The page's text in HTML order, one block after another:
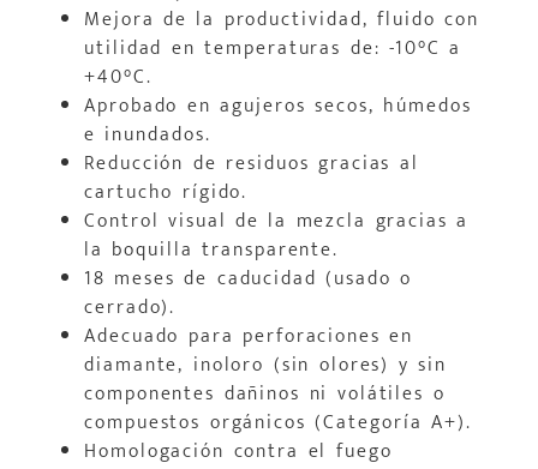
Mejora de la productividad, fluido con
utilidad en temperaturas de: -10°C a
+40°C.
Aprobado en agujeros secos, húmedos
e inundados.
Reducción de residuos gracias al
cartucho rígido.
Control visual de la mezcla gracias a
la boquilla transparente.
18 meses de caducidad (usado o
cerrado).
Adecuado para perforaciones en
diamante, inoloro (sin olores) y sin
componentes dañinos ni volátiles o
compuestos orgánicos (Categoría A+).
Homologación contra el fuego